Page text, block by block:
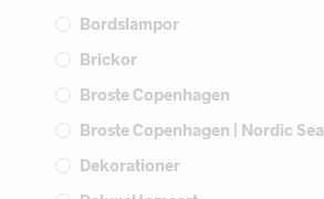
Bordslampor
Brickor
Broste Copenhagen
Broste Copenhagen | Nordic Sea
Dekorationer